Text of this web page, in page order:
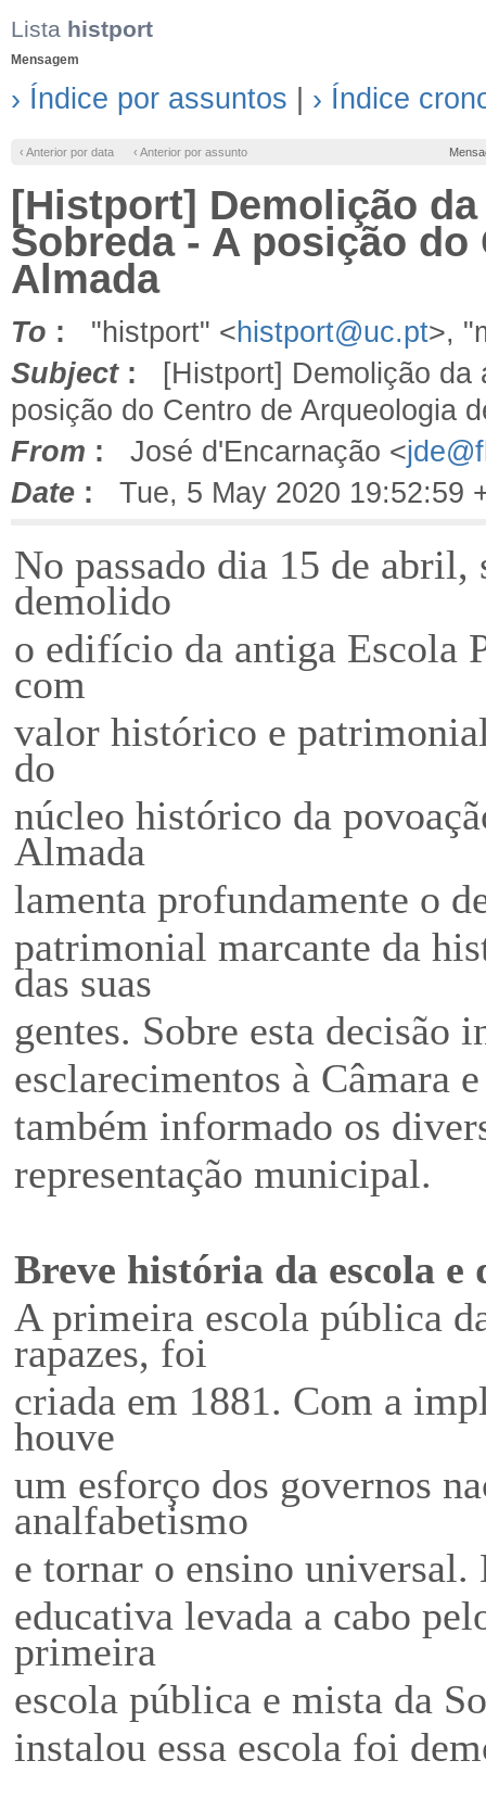
Lista histport
Mensagem
› Índice por assuntos › Índice
‹ Anterior por data ‹ Anterior por assunto
[Histport] Demolição
Sobreda - A posição
Almada
To : "histport" <histport@uc.pt>,
Subject: [Histport] Demolição da
posição do Centro de Arqueologia
From : José d'Encarnação <
Date : Tue, 5 May 2020 19:52:59
No passado dia 15 de
demolido
o edifício da antiga Escola
com
valor histórico e
do
núcleo histórico da
Almada
lamenta profundamente o
patrimonial marcante da
das suas
gentes. Sobre esta
esclarecimentos à Câmara
também informado os
representação municipal.
Breve história da escola e
A primeira escola pública
rapazes, foi
criada em 1881. Com a
houve
um esforço dos governos
analfabetismo
e tornar o ensino
educativa levada a cabo
primeira
escola pública e mista da
instalou essa escola foi